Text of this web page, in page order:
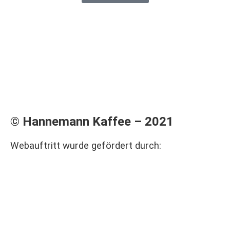
© Hannemann Kaffee – 2021
Webauftritt wurde gefördert durch: